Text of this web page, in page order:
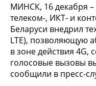
МИНСК, 16 декабря
телеком-, ИКТ- и
Беларуси внедрил
LTE), позволяющую
в зоне действия 4G,
голосовые вызовы
сообщили в пресс-